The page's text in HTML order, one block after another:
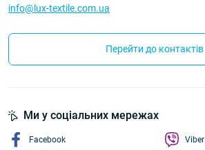
info@lux-textile.com.ua
Перейти до контактів
Ми у соціальних мережах
Facebook Viber